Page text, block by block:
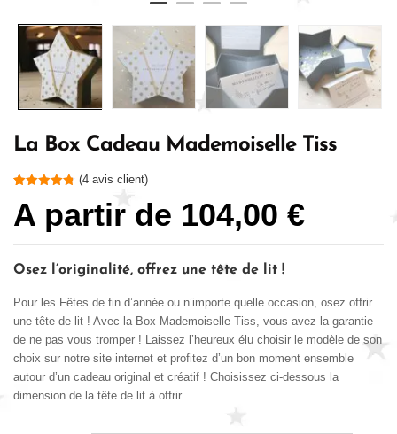
La Box Cadeau Mademoiselle Tiss
sur 5
basé sur
notations
client
(4 avis client)
A partir de 104,00 €
Osez l’originalité, offrez une tête de lit !
Pour les Fêtes de fin d’année ou n’importe quelle occasion, osez offrir
une tête de lit ! Avec la Box Mademoiselle Tiss, vous avez la garantie
de ne pas vous tromper ! Laissez l’heureux élu choisir le modèle de son
choix sur notre site internet et profitez d’un bon moment ensemble
autour d’un cadeau original et créatif ! Choisissez ci-dessous la
dimension de la tête de lit à offrir.